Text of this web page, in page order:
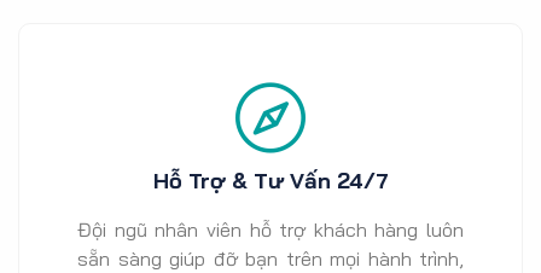
Hỗ Trợ & Tư Vấn 24/7
Đội ngũ nhân viên hỗ trợ khách hàng luôn
sẵn sàng giúp đỡ bạn trên mọi hành trình,